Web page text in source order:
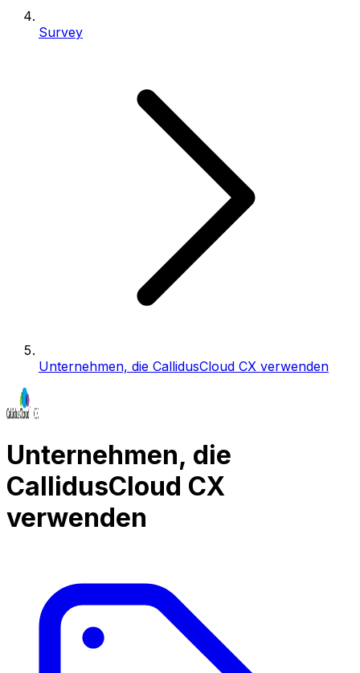
Survey
Unternehmen, die CallidusCloud CX verwenden
Unternehmen, die
CallidusCloud CX
verwenden